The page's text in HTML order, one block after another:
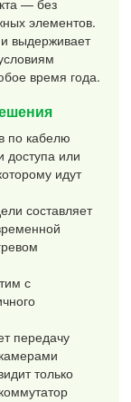
— без
элементов.
выдерживает
время года.
по кабелю
доступа или
идут
составляет
с
передачу
только